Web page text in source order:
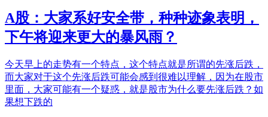
A股：大家系好安全带，种种迹象表明，
下午将迎来更大的暴风雨？
今天早上的走势有一个特点，这个特点就是所谓的先涨后跌，
而大家对于这个先涨后跌可能会感到很难以理解，因为在股市
里面，大家可能有一个疑惑，就是股市为什么要先涨后跌？如
果想下跌的